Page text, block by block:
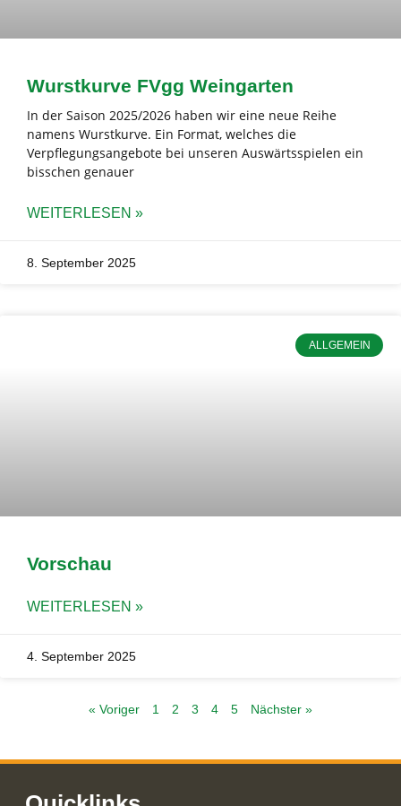
Wurstkurve FVgg Weingarten
In der Saison 2025/2026 haben wir eine neue Reihe
namens Wurstkurve. Ein Format, welches die
Verpflegungsangebote bei unseren Auswärtsspielen ein
bisschen genauer
WEITERLESEN »
8. September 2025
ALLGEMEIN
Vorschau
WEITERLESEN »
4. September 2025
« Voriger 1 2 3 4 5 Nächster »